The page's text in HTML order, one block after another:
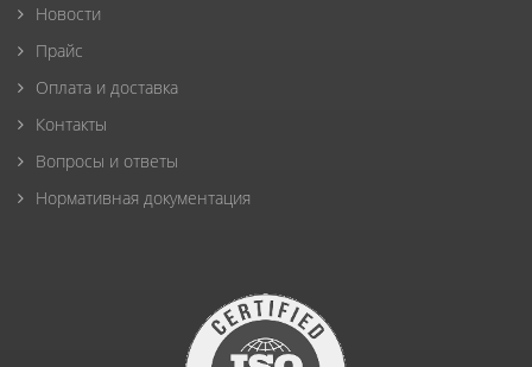
Новости
Прайс
Оплата и доставка
Контакты
Вопросы и ответы
Нормативная документация